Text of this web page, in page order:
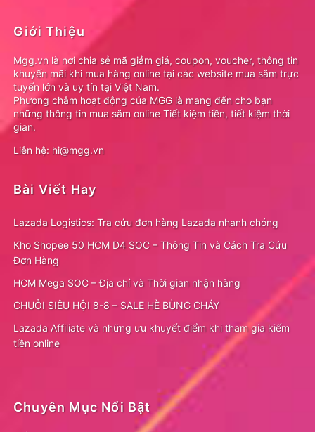
Giới Thiệu
Mgg.vn là nơi chia sẻ mã giảm giá, coupon, voucher, thông tin
khuyến mãi khi mua hàng online tại các website mua sắm trực
tuyến lớn và uy tín tại Việt Nam.
Phương châm hoạt động của MGG là mang đến cho bạn
những thông tin mua sắm online Tiết kiệm tiền, tiết kiệm thời
gian.
Liên hệ: hi@mgg.vn
Bài Viết Hay
Lazada Logistics: Tra cứu đơn hàng Lazada nhanh chóng
Kho Shopee 50 HCM D4 SOC – Thông Tin và Cách Tra Cứu
Đơn Hàng
HCM Mega SOC – Địa chỉ và Thời gian nhận hàng
CHUỖI SIÊU HỘI 8-8 – SALE HÈ BÙNG CHÁY
Lazada Affiliate và những ưu khuyết điểm khi tham gia kiếm
tiền online
Chuyên Mục Nổi Bật